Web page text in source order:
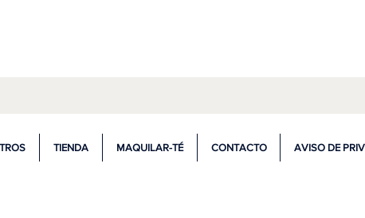
TIENDA MAQUILAR-TÉ CONTACTO AVISO DE